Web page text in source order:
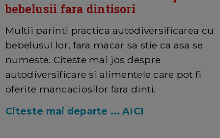
bebelusii fara dintisori
Multii parinti practica autodiversificarea cu
bebelusul lor, fara macar sa stie ca asa se
numeste. Citeste mai jos despre
autodiversificare si alimentele care pot fi
oferite mancaciosilor fara dinti.
Citeste mai departe ... AICI